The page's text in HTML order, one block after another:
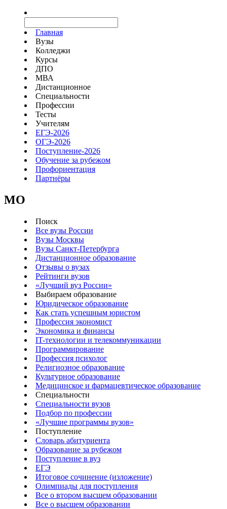
Главная
Вузы
Колледжи
Курсы
ДПО
МВА
Дистанционное
Специальности
Профессии
Тесты
Учителям
ЕГЭ-2026
ОГЭ-2026
Поступление-2026
Обучение за рубежом
Профориентация
Партнёры
MO
Поиск
Все вузы России
Вузы Москвы
Вузы Санкт-Петербурга
Дистанционное образование
Отзывы о вузах
Рейтинги вузов
«Лучший вуз России»
Выбираем образование
Юридическое образование
Как стать успешным юристом
Профессия экономист
Экономика и финансы
IT-технологии и телекоммуникации
Программирование
Профессия психолог
Религиозное образование
Культурное образование
Медицинское и фармацевтическое образование
Специальности
Специальности вузов
Подбор по профессии
«Лучшие программы вузов»
Поступление
Словарь абитуриента
Образование за рубежом
Поступление в вуз
ЕГЭ
Итоговое сочинение (изложение)
Олимпиады для поступления
Все о втором высшем образовании
Все о высшем образовании